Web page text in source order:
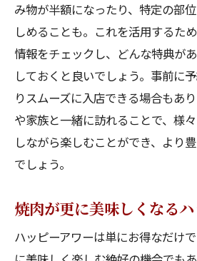
み物が半額になったり、特定の部
しめることも。これを活用するた
情報をチェックし、どんな特典が
しておくと良いでしょう。事前に
りスムーズに入店できる場合もあ
や家族と一緒に訪れることで、様
しながら楽しむことができ、より
でしょう。
焼肉が更に美味しくなる
ハッピーアワーは単にお得なだけ